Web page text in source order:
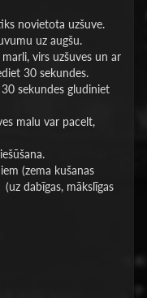
novietota uzšuve.
uz augšu.
virs uzšuves un ar
30 sekundes.
sekundes gludiniet
malu var pacelt,
(zema kušanas
dabīgas, mākslīgas